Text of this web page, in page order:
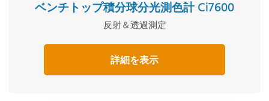
ベンチトップ積分球分光測色計 Ci7600
反射＆透過測定
詳細を表示